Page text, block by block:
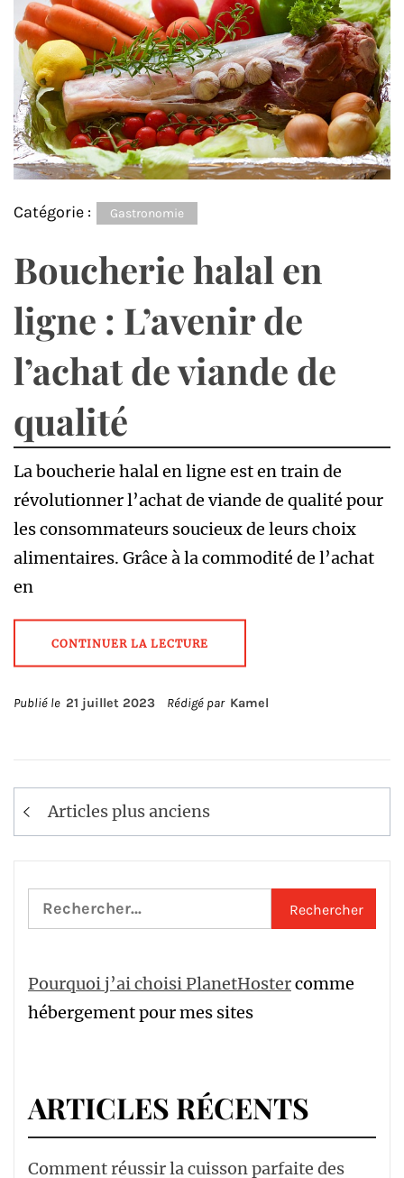
Catégorie : Gastronomie
Boucherie halal en
ligne : L’avenir de
l’achat de viande de
qualité
La boucherie halal en ligne est en train de
révolutionner l’achat de viande de qualité pour
les consommateurs soucieux de leurs choix
alimentaires. Grâce à la commodité de l’achat
en
CONTINUER LA LECTURE
Publié le 21 juillet 2023 Rédigé par Kamel
Navigation
des
Articles plus anciens
Rechercher :
Pourquoi j’ai choisi PlanetHostercomme
hébergement pour mes sites
ARTICLES RÉCENTS
Comment réussir la cuisson parfaite des